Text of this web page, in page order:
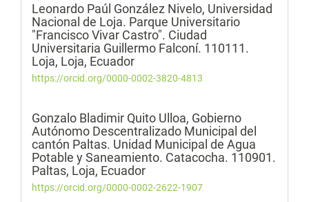
Leonardo Paúl González Nivelo, Universidad
Nacional de Loja. Parque Universitario
"Francisco Vivar Castro". Ciudad
Universitaria Guillermo Falconí. 110111.
Loja, Loja, Ecuador
https://orcid.org/0000-0002-3820-4813
Gonzalo Bladimir Quito Ulloa, Gobierno
Autónomo Descentralizado Municipal del
cantón Paltas. Unidad Municipal de Agua
Potable y Saneamiento. Catacocha. 110901.
Paltas, Loja, Ecuador
https://orcid.org/0000-0002-2622-1907